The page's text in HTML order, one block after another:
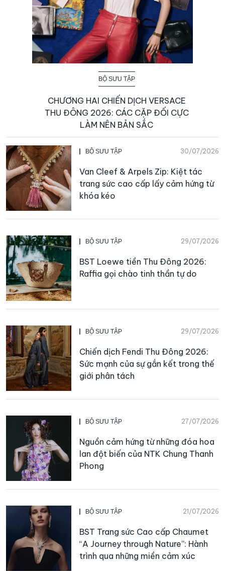
BỘ SƯU TẬP
CHƯƠNG HAI CHIẾN DỊCH VERSACE
THU ĐÔNG 2026: CÁC CẶP ĐỐI CỰC
LÀM NÊN BẢN SẮC
BỘ SƯU TẬP 30/07/2026
Van Cleef & Arpels Zip: Kiệt tác
trang sức cao cấp lấy cảm hứng từ
khóa kéo
BỘ SƯU TẬP 29/07/2026
BST Loewe tiền Thu Đông 2026:
Raffia gọi chào tinh thần tự do
BỘ SƯU TẬP 29/07/2026
Chiến dịch Fendi Thu Đông 2026:
Sức mạnh của sự gắn kết trong thế
giới phân tách
BỘ SƯU TẬP 27/07/2026
Nguồn cảm hứng từ những đóa hoa
lan đột biến của NTK Chung Thanh
Phong
BỘ SƯU TẬP 21/07/2026
BST Trang sức Cao cấp Chaumet
“A Journey through Nature”: Hành
trình qua những miền cảm xúc